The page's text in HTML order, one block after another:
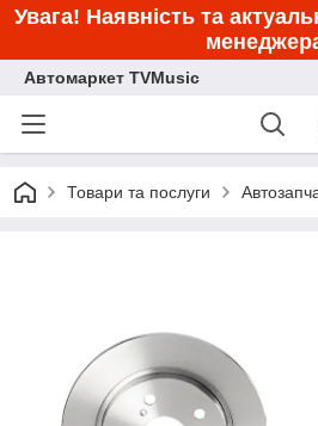
Увага! Наявність та
Автомаркет TVMusic
Товари та послуги